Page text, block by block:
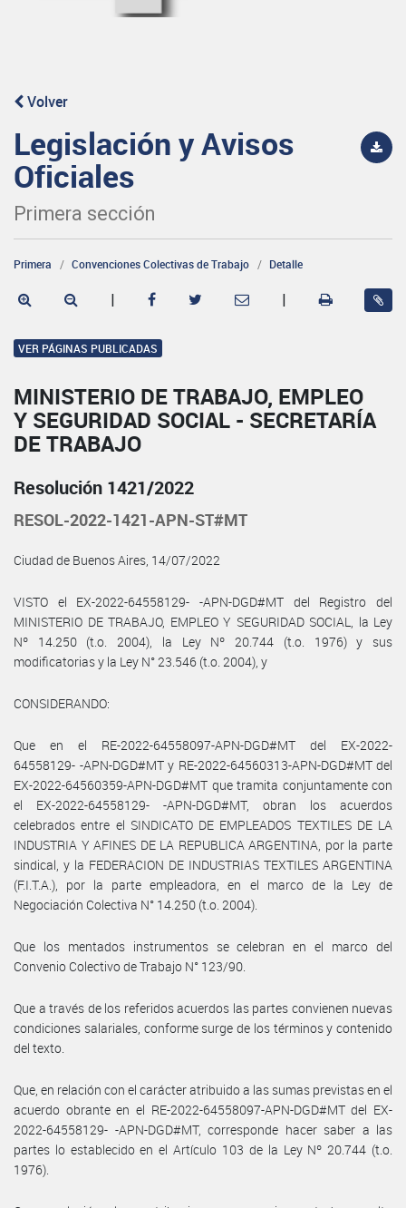
Volver
Legislación y Avisos
Oficiales
Primera sección
Primera Convenciones Colectivas de Trabajo Detalle
| |
VER PÁGINAS PUBLICADAS
MINISTERIO DE TRABAJO, EMPLEO
Y SEGURIDAD SOCIAL - SECRETARÍA
DE TRABAJO
Resolución 1421/2022
RESOL-2022-1421-APN-ST#MT
Ciudad de Buenos Aires, 14/07/2022
VISTO el EX-2022-64558129- -APN-DGD#MT del Registro del
MINISTERIO DE TRABAJO, EMPLEO Y SEGURIDAD SOCIAL, la Ley
Nº 14.250 (t.o. 2004), la Ley Nº 20.744 (t.o. 1976) y sus
modificatorias y la Ley N° 23.546 (t.o. 2004), y
CONSIDERANDO:
Que en el RE-2022-64558097-APN-DGD#MT del EX-2022-
64558129- -APN-DGD#MT y RE-2022-64560313-APN-DGD#MT del
EX-2022-64560359-APN-DGD#MT que tramita conjuntamente con
el EX-2022-64558129- -APN-DGD#MT, obran los acuerdos
celebrados entre el SINDICATO DE EMPLEADOS TEXTILES DE LA
INDUSTRIA Y AFINES DE LA REPUBLICA ARGENTINA, por la parte
sindical, y la FEDERACION DE INDUSTRIAS TEXTILES ARGENTINA
(F.I.T.A.), por la parte empleadora, en el marco de la Ley de
Negociación Colectiva N° 14.250 (t.o. 2004).
Que los mentados instrumentos se celebran en el marco del
Convenio Colectivo de Trabajo N° 123/90.
Que a través de los referidos acuerdos las partes convienen nuevas
condiciones salariales, conforme surge de los términos y contenido
del texto.
Que, en relación con el carácter atribuido a las sumas previstas en el
acuerdo obrante en el RE-2022-64558097-APN-DGD#MT del EX-
2022-64558129- -APN-DGD#MT, corresponde hacer saber a las
partes lo establecido en el Artículo 103 de la Ley Nº 20.744 (t.o.
1976).